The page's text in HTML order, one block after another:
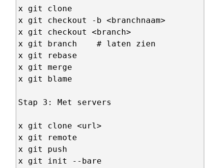
x git clone
x git checkout -b <branchnaam>
x git checkout <branch>
x git branch    # laten zien
x git rebase
x git merge
x git blame
Stap 3: Met servers
x git clone <url>
x git remote
x git push
x git init --bare